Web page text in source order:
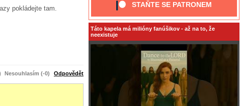
pokládejte tam.
Nesouhlasím (-0) Odpovědět
STAŇTE SE PATRONEM
Táto kapela má milióny fanúšikov - až na to, že
neexistuje